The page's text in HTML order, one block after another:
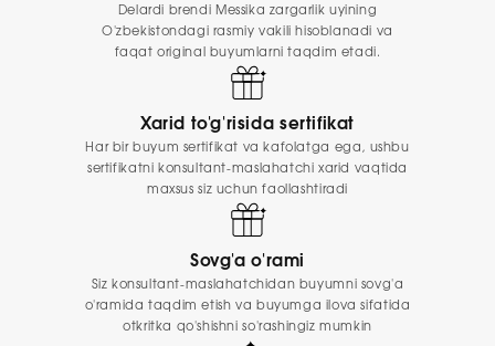
Delardi brendi Messika zargarlik uyining
O'zbekistondagi rasmiy vakili hisoblanadi va
faqat original buyumlarni taqdim etadi.
Xarid to'g'risida sertifikat
Har bir buyum sertifikat va kafolatga ega, ushbu
sertifikatni konsultant-maslahatchi xarid vaqtida
maxsus siz uchun faollashtiradi
Sovg'a o'rami
Siz konsultant-maslahatchidan buyumni sovg'a
o'ramida taqdim etish va buyumga ilova sifatida
otkritka qo'shishni so'rashingiz mumkin